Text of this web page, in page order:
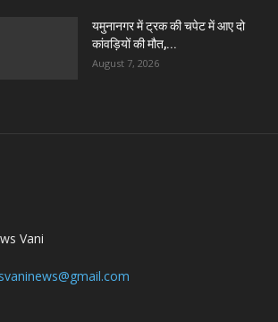
यमुनानगर में ट्रक की चपेट में आए दो
कांवड़ियों की मौत,...
August 7, 2026
Vani